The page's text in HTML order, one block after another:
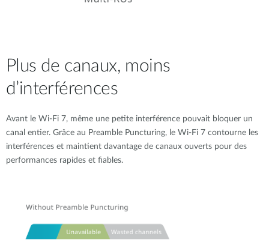
Plus de canaux, moins
d’interférences
Avant le Wi-Fi 7, même une petite interférence pouvait bloquer un
canal entier. Grâce au Preamble Puncturing, le Wi-Fi 7 contourne les
interférences et maintient davantage de canaux ouverts pour des
performances rapides et fiables.